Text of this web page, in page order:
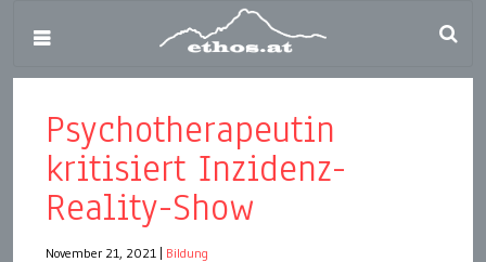
Psychotherapeutin
kritisiert Inzidenz-
Reality-Show
November 21, 2021 Bildung